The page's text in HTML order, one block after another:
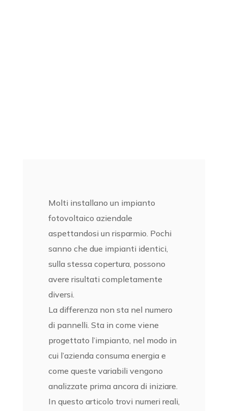
Molti installano un impianto
fotovoltaico aziendale
aspettandosi un risparmio. Pochi
sanno che due impianti identici,
sulla stessa copertura, possono
avere risultati completamente
diversi.
La differenza non sta nel numero
di pannelli. Sta in come viene
progettato l’impianto, nel modo in
cui l’azienda consuma energia e
come queste variabili vengono
analizzate prima ancora di iniziare.
In questo articolo trovi numeri reali,